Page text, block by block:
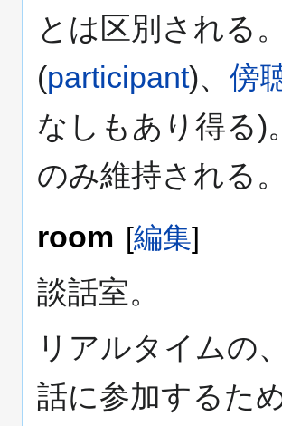
とは区別される
(participant)、 傍
なしもあり得る)
のみ維持される
room [編集]
談話室。
リアルタイムの
話に参加するた